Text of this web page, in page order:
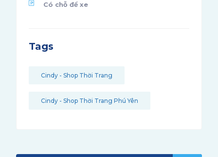
Có chỗ để xe
Tags
Cindy - Shop Thời Trang
Cindy - Shop Thời Trang Phú Yên